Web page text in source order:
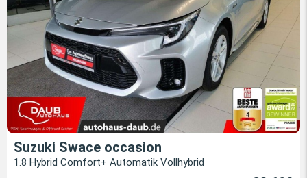
Suzuki Swace occasion
1.8 Hybrid Comfort+ Automatik Vollhybrid